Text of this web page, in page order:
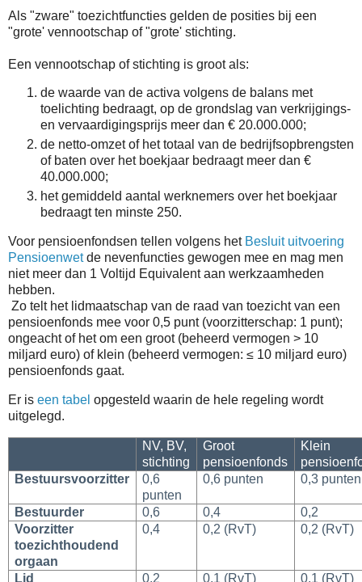
Als "zware" toezichtfuncties gelden de posities bij een
"grote' vennootschap of "grote' stichting.
Een vennootschap of stichting is groot als:
de waarde van de activa volgens de balans met
toelichting bedraagt, op de grondslag van verkrijgings-
en vervaardigingsprijs meer dan € 20.000.000;
de netto-omzet of het totaal van de bedrijfsopbrengsten
of baten over het boekjaar bedraagt meer dan €
40.000.000;
het gemiddeld aantal werknemers over het boekjaar
bedraagt ten minste 250.
Voor pensioenfondsen tellen volgens het Besluit uitvoering
Pensioenwetde nevenfuncties gewogen mee en mag men
niet meer dan 1 Voltijd Equivalent aan werkzaamheden
hebben.
Zo telt het lidmaatschap van de raad van toezicht van een
pensioenfonds mee voor 0,5 punt (voorzitterschap: 1 punt);
ongeacht of het om een groot (beheerd vermogen > 10
miljard euro) of klein (beheerd vermogen: ≤ 10 miljard euro)
pensioenfonds gaat.
Er is een tabel opgesteld waarin de hele regeling wordt
uitgelegd.
NV, BV,
stichting
Groot
pensioenfonds
Klein
Bestuursvoorzitter
0,6
punten
0,6 punten 0,3 punten
Bestuurder 0,6 0,4
0,2
Voorzitter
toezichthoudend
orgaan
0,4 0,2 (RvT) 0,2 (RvT)
Lid
0,2 0,1 (RvT) 0,1 (RvT)